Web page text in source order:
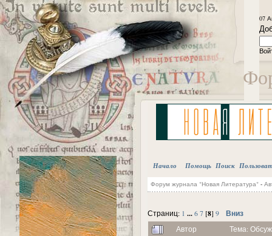
07
Начало Помощь Поиск
Форум журнала "Новая Литература"-
Страниц: 1 ... 6 7 [8] 9 Вниз
Автор Тема: